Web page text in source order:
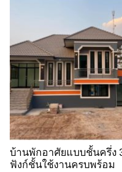
บ้านพักอาศัยแบบชั้นครึ่ง
ฟังก์ชั้นใช้งานครบพร้อม